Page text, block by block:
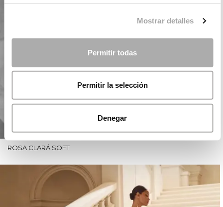
Mostrar detalles
Permitir todas
Permitir la selección
Denegar
ROSA CLARÁ SOFT